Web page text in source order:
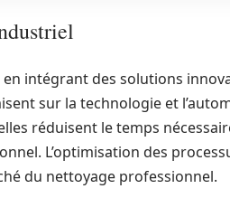
intégrant des solutions
sur la technologie et
réduisent le temps
L’optimisation des
du nettoyage professionnel.